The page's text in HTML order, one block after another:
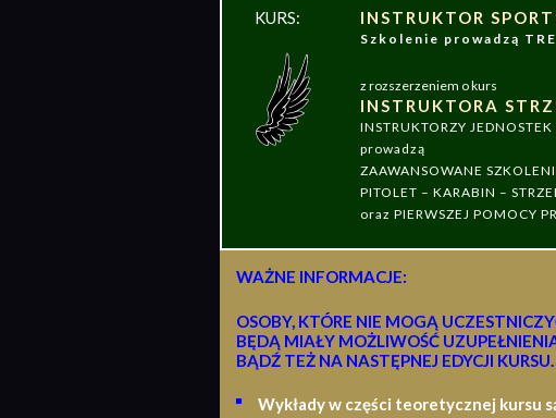
KURS: INSTRUKTOR
Szkolenie prowadzą
z rozszerzeniem o kurs
INSTRUKTORA
INSTRUKTORZY JEDNOSTEK
prowadzą
ZAAWANSOWANE
PITOLET – KARABIN –
oraz PIERWSZEJ POMOCY
WAŻNE INFORMACJE:
OSOBY, KTÓRE NIE MOGĄ
BĘDĄ MIAŁY MOŻLIWOŚĆ
BĄDŹ TEŻ NA NASTĘPNEJ EDYCJI KURSU.
Wykłady w części teoretycznej kursu